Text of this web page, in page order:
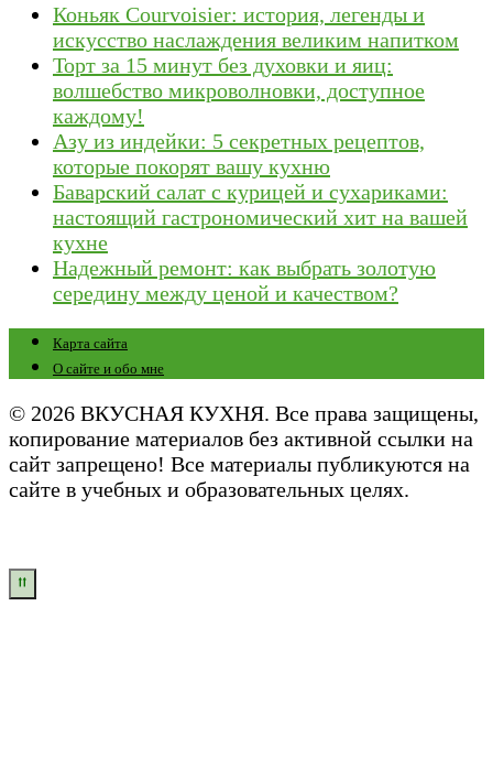
Коньяк Courvoisier: история, легенды и
искусство наслаждения великим напитком
Торт за 15 минут без духовки и яиц:
волшебство микроволновки, доступное
каждому!
Азу из индейки: 5 секретных рецептов,
которые покорят вашу кухню
Баварский салат с курицей и сухариками:
настоящий гастрономический хит на вашей
кухне
Надежный ремонт: как выбрать золотую
середину между ценой и качеством?
Карта сайта
О сайте и обо мне
© 2026 ВКУСНАЯ КУХНЯ. Все права защищены,
копирование материалов без активной ссылки на
сайт запрещено! Все материалы публикуются на
сайте в учебных и образовательных целях.